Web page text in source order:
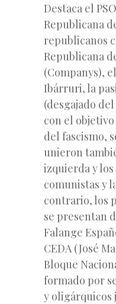
Destaca el
Republicana
republicanos
Republicana
(Companys),
Ibárruri, la
(desgajado
con el
del fascismo,
unieron
izquierda y
comunistas y
contrario, los
se presentan
Falange
CEDA (José
Bloque
formado por
y oligárquicos